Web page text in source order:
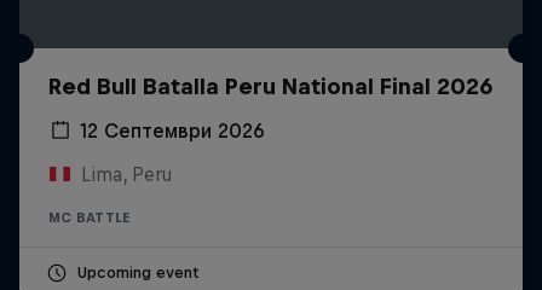
Red Bull Batalla Peru National Final 2026
12 Септември 2026
Lima, Peru
MC BATTLE
Upcoming event